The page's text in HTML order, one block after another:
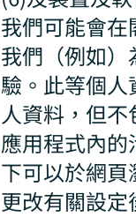
我們可能會
我們（例如
驗。此等個
人資料，但
應用程式內
下可以於網
更改有關設定